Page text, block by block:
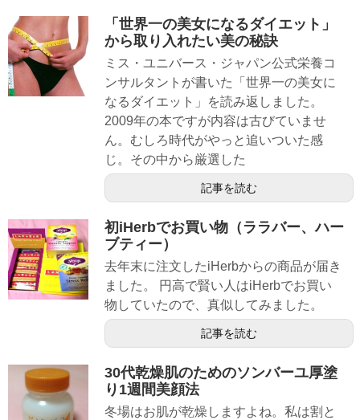
「世界一の美女になるダイエット」
から取り入れたい美の秘訣
ミス・ユニバース・ジャパン公式栄養コ
ンサルタントが書いた「世界一の美女に
なるダイエット」を読み返しました。
2009年の本ですが内容は古びていませ
ん。むしろ時代がやっと追いついた感
じ。その中から厳選した
記事を読む
初iHerbでお買い物（ララバー、ハー
ブティー）
去年末に注文したiHerbからの商品が届き
ました。 円高で賢い人はiHerbでお買い
物していたので、真似してみました。
記事を読む
30代乾燥肌のためのソンバーユ厚塗
り1週間美顔法
冬場はお肌が乾燥しますよね。私は割と